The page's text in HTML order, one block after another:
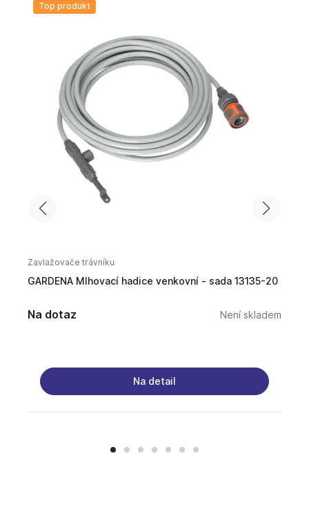
Top produkt
Zavlažovače trávníku
GARDENA Mlhovací hadice venkovní - sada 13135-20
Na dotaz Není skladem
Na detail